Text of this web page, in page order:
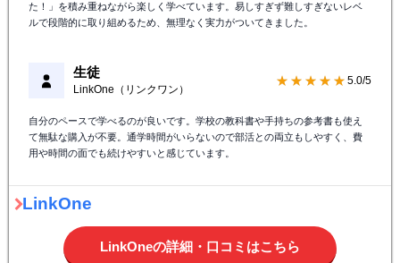
た！」を積み重ねながら楽しく学べています。易しすぎず難しすぎないレベ
ルで段階的に取り組めるため、無理なく実力がついてきました。
生徒
LinkOne（リンクワン）
★★★★★ 5.0/5
自分のペースで学べるのが良いです。学校の教科書や手持ちの参考書も使え
て無駄な購入が不要。通学時間がいらないので部活との両立もしやすく、費
用や時間の面でも続けやすいと感じています。
LinkOne
LinkOneの詳細・口コミはこちら